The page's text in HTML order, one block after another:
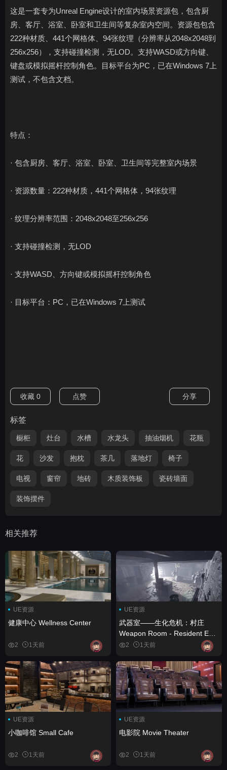
这是一套专为Unreal Engine设计的室内场景资源包，包含厨
房、客厅、浴室、卧室和卫生间等复杂室内空间。资源包包含
222种材质、441个网格体、94张纹理（分辨率从2048x2048到
256x256），支持碰撞检测，无LOD。支持WASD或方向键、
键盘或模拟摇杆控制角色。目标平台为PC，已在Windows 7上
测试，不包含文档。
特点：
· 包含厨房、客厅、浴室、卧室、卫生间等完整室内场景
· 资源数量：222种材质，441个网格体，94张纹理
· 纹理分辨率范围：2048x2048至256x256
· 支持碰撞检测，无LOD
· 支持WASD、方向键或模拟摇杆控制角色
· 目标平台：PC，已在Windows 7上测试
收藏 0 点赞 分享
标签
橱柜 灶台 水槽 水龙头 抽油烟机 花瓶
花 沙发 抱枕 茶几 落地灯 椅子
电视 窗帘 地砖 木质装饰板 瓷砖墙面
装饰摆件
相关推荐
UE资源
健康中心 Wellness Center
2 1天前
UE资源
武器室——生化危机：村庄
Weapon Room - Resident Evil
Village
2 1天前
UE资源
小咖啡馆 Small Cafe
2 1天前
UE资源
电影院 Movie Theater
2 1天前